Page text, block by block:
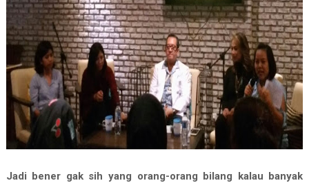
Jadi bener gak sih yang orang-orang bilang kalau banyak